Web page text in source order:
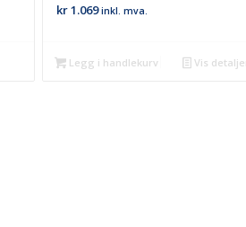
kr1.069 inkl. mva.
Legg i handlekurv Vis